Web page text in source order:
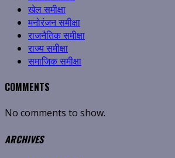
खेल समीक्षा
मनोरंजन समीक्षा
राजनैतिक समीक्षा
राज्य समीक्षा
समाजिक समीक्षा
COMMENTS
No comments to show.
ARCHIVES